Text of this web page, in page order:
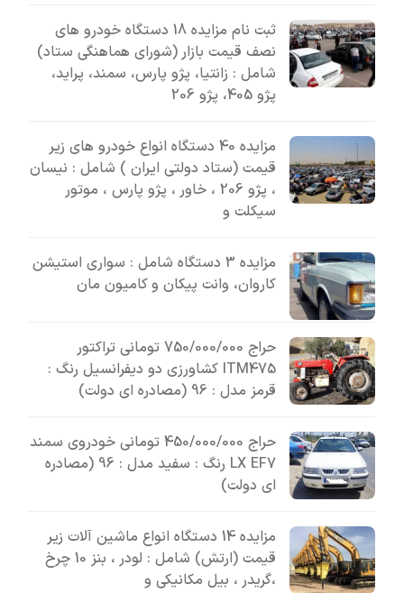
ثبت نام مزایده 18 دستگاه خودرو های
نصف قیمت بازار (شورای هماهنگی ستاد)
شامل : زانتیا، پژو پارس، سمند، پراید،
پژو 405، پژو 206
مزایده 40 دستگاه انواع خودرو های زیر
قیمت (ستاد دولتی ایران ) شامل : نیسان
، پژو 206 ، خاور ، پژو پارس ، موتور
سیکلت و
مزایده 3 دستگاه شامل : سواری استیشن
کاروان، وانت پیکان و کامیون مان
حراج 750/000/000 تومانی تراکتور
ITM475 کشاورزی دو دیفرانسیل رنگ :
قرمز مدل : 96 (مصادره ای دولت)
حراج 450/000/000 تومانی خودروی سمند
LX EF7 رنگ : سفید مدل : 96 (مصادره
ای دولت)
مزایده 14 دستگاه انواع ماشین آلات زیر
قیمت (ارتش) شامل : لودر ، بنز 10 چرخ
،گریدر ، بیل مکانیکی و